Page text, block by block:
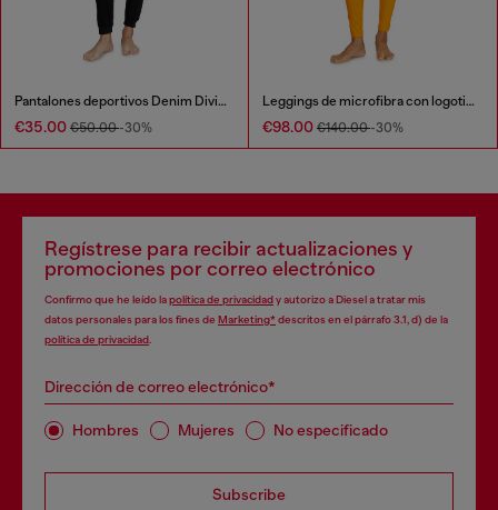
Pantalones deportivos Denim Division
€35.00 €50.00-30%
Leggings de microfibra con logotipo recortado
€98.00 €140.00-30%
Regístrese para recibir actualizaciones y
promociones por correo electrónico
Confirmo que he leído lapolítica de privacidady autorizo a Diesel a tratar mis
datos personales para los fines de Marketing*descritos en el párrafo 3.1, d) de la
política de privacidad
Dirección de correo electrónico*
Hombres Mujeres No especificado
Subscribe